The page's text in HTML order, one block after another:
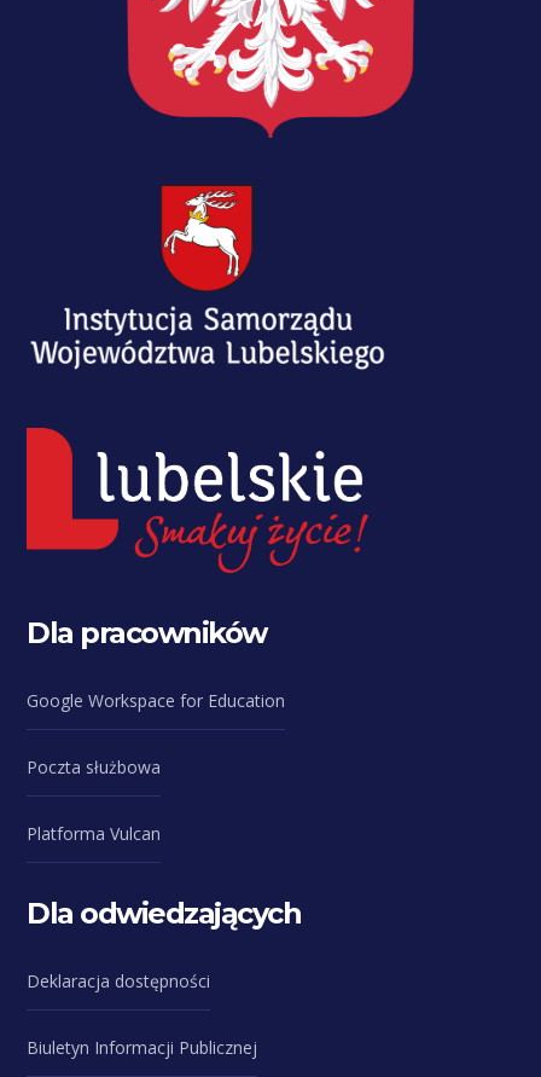
Dla pracowników
Google Workspace for Education
Poczta służbowa
Platforma Vulcan
Dla odwiedzających
Deklaracja dostępności
Biuletyn Informacji Publicznej